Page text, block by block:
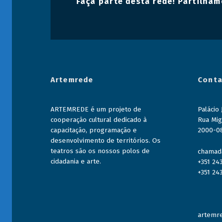
Artemrede
ARTEMREDE é um projeto de
cooperação cultural dedicado à
capacitação, programação e
desenvolvimento de territórios. Os
teatros são os nossos polos de
cidadania e arte.
Palácio
Rua
2000-
+351
+351